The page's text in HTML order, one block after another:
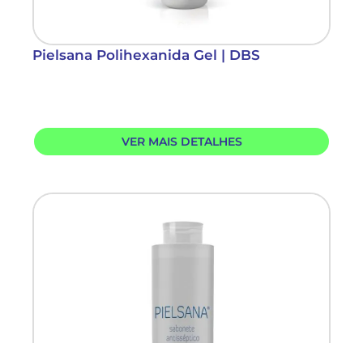
Pielsana Polihexanida Gel | DBS
VER MAIS DETALHES